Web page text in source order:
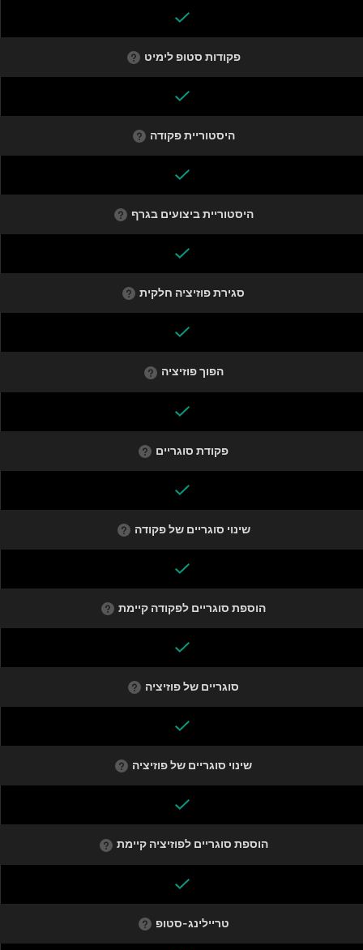
פקודות סטופ לימיט
היסטוריית פקודה
היסטוריית ביצועים בגרף
סגירת פוזיציה חלקית
הפוך פוזיציה
פקודת סוגריים
שינוי סוגריים של פקודה
הוספת סוגריים לפקודה קיימת
סוגריים של פוזיציה
שינוי סוגריים של פוזיציה
הוספת סוגריים לפוזיציה קיימת
טריילינג-סטופ